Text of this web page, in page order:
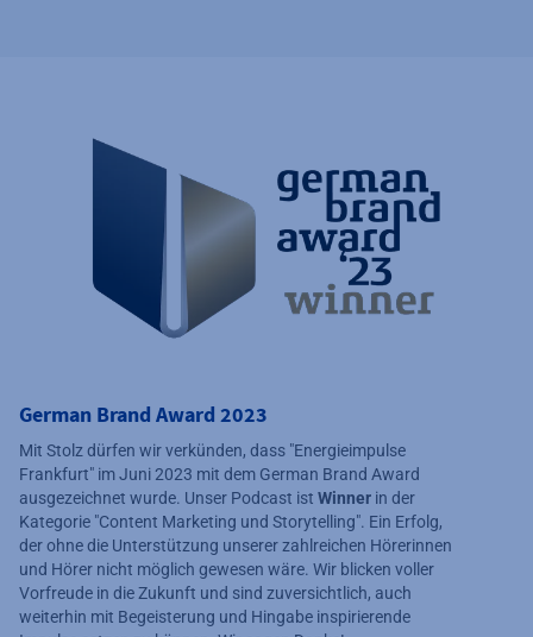
German Brand Award 2023
Mit Stolz dürfen wir verkünden, dass "Energieimpulse
Frankfurt" im Juni 2023 mit dem German Brand Award
ausgezeichnet wurde. Unser Podcast ist Winner in der
Kategorie "Content Marketing und Storytelling". Ein Erfolg,
der ohne die Unterstützung unserer zahlreichen Hörerinnen
und Hörer nicht möglich gewesen wäre. Wir blicken voller
Vorfreude in die Zukunft und sind zuversichtlich, auch
weiterhin mit Begeisterung und Hingabe inspirierende